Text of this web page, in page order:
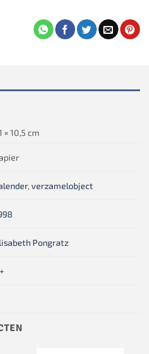
× 10,5 cm
,verzamelobject
Pongratz